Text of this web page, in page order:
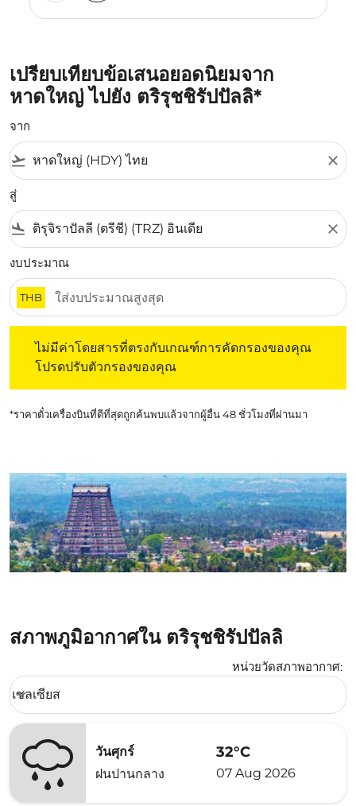
เปรียบเทียบข้อเสนอยอดนิยมจาก
หาดใหญ่ ไปยัง ตริรุชชิรัปปัลลิ*
จาก
flight_takeoff close
สู่
flight_land close
งบประมาณ
THB
ไม่มีค่าโดยสารที่ตรงกับเกณฑ์การคัดกรองของคุณ
โปรดปรับตัวกรองของคุณ
*ราคาตั๋วเครื่องบินที่ดีที่สุดถูกค้นพบแล้วจากผู้อื่น 48 ชั่วโมงที่ผ่านมา
สภาพภูมิอากาศใน ตริรุชชิรัปปัลลิ
หน่วยวัดสภาพอากาศ:
Weather unit option เซลเซียส Selected
เซลเซียส
keyboard_arrow_down
วันศุกร์
ฝนปานกลาง
32°C
07 Aug 2026